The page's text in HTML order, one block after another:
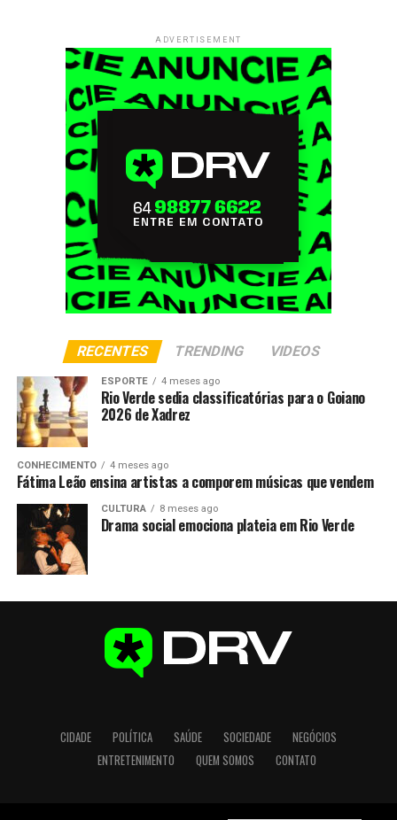
ADVERTISEMENT
RECENTES TRENDING VIDEOS
ESPORTE 4 meses ago
Rio Verde sedia classificatórias para o Goiano
2026 de Xadrez
CONHECIMENTO 4 meses ago
Fátima Leão ensina artistas a comporem músicas que vendem
CULTURA 8 meses ago
Drama social emociona plateia em Rio Verde
CIDADE POLÍTICA SAÚDE SOCIEDADE
NEGÓCIOS
ENTRETENIMENTO
QUEM SOMOS CONTATO